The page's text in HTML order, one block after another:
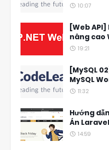
10:07
[Web
nâng cao
19:21
[MySQL
MySQL
11:32
Hướng
Án
14:59